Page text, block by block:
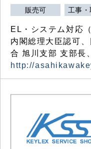
販売可 工事
EL・システム対応
内閣総理大臣認可
合 旭川支部 支部長
http://